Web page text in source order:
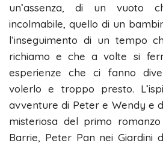
un’assenza, di un vuoto
incolmabile, quello di un
l’inseguimento di un tempo
richiamo e che a volte si
esperienze che ci fanno
volerlo e troppo presto.
avventure di Peter e Wendy e
misteriosa del primo
Barrie, Peter Pan nei Giardini